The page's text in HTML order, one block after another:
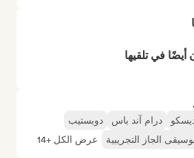
في تلقيها
درام آند باس
دوبستيب
الجاز التجريبية عرض الكل +14